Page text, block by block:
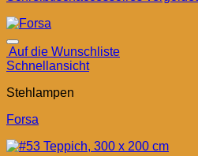
Auf die Wunschliste
Schnellansicht
Stehlampen
Forsa